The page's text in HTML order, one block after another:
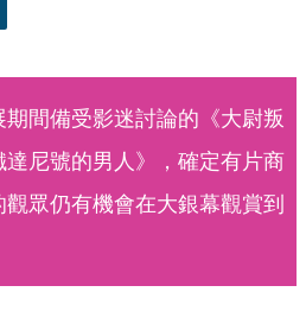
間備受影迷討論的《大尉叛
尼號的男人》，確定有片商
眾仍有機會在大銀幕觀賞到